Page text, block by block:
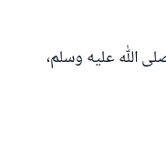
الله عليه وسلم،